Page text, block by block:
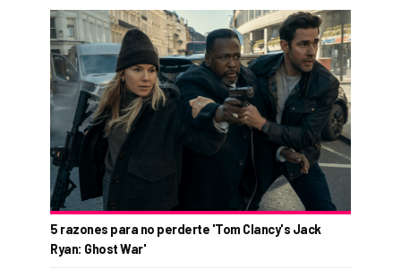
5 razones para no perderte 'Tom Clancy's Jack
Ryan: Ghost War'